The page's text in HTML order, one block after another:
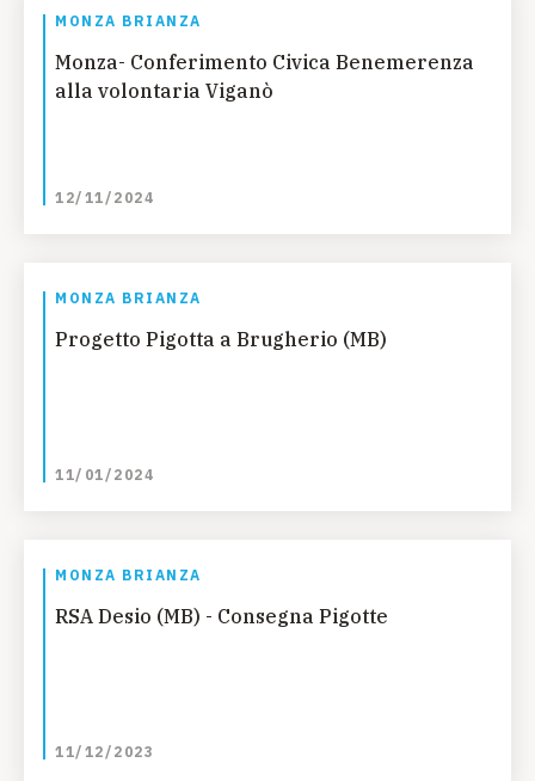
MONZA BRIANZA
Monza- Conferimento Civica Benemerenza
alla volontaria Viganò
12/11/2024
MONZA BRIANZA
Progetto Pigotta a Brugherio (MB)
11/01/2024
MONZA BRIANZA
RSA Desio (MB) - Consegna Pigotte
11/12/2023